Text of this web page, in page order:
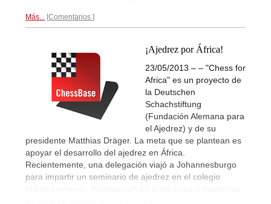
Más... Comentarios
¡Ajedrez por África!
23/05/2013 – – "Chess for
Africa" es un proyecto de
la Deutschen
Schachstiftung
(Fundación Alemana para
el Ajedrez) y de su
presidente Matthias Dräger. La meta que se plantean es
apoyar el desarrollo del ajedrez en África.
Recientemente, una delegación viajó a Johannesburgo
para impartir un seminario de ajedrez en el colegio